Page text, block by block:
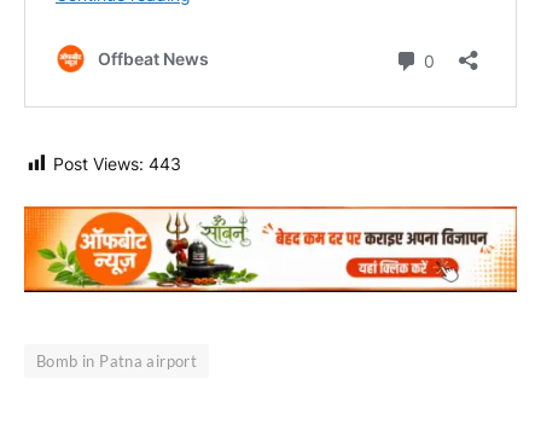
Post Views: 443
Bomb in Patna airport